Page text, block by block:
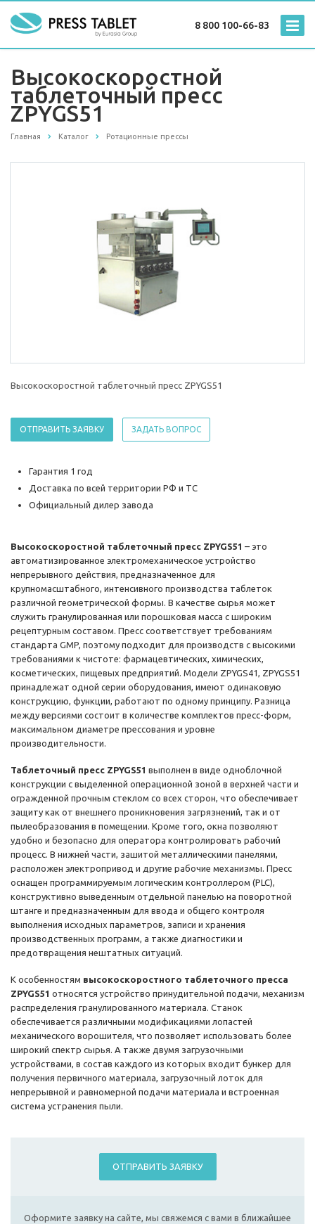
8 800 100-66-83
Высокоскоростной
таблеточный пресс
ZPYGS51
Главная Каталог Ротационные прессы
Высокоскоростной таблеточный пресс ZPYGS51
ОТПРАВИТЬ ЗАЯВКУ ЗАДАТЬ ВОПРОС
Гарантия 1 год
Доставка по всей территории РФ и ТС
Официальный дилер завода
Высокоскоростной таблеточный пресс ZPYGS51 – это
автоматизированное электромеханическое устройство
непрерывного действия, предназначенное для
крупномасштабного, интенсивного производства таблеток
различной геометрической формы. В качестве сырья может
служить гранулированная или порошковая масса с широким
рецептурным составом. Пресс соответствует требованиям
стандарта GMP, поэтому подходит для производств с высокими
требованиями к чистоте: фармацевтических, химических,
косметических, пищевых предприятий. Модели ZPYGS41, ZPYGS51
принадлежат одной серии оборудования, имеют одинаковую
конструкцию, функции, работают по одному принципу. Разница
между версиями состоит в количестве комплектов пресс-форм,
максимальном диаметре прессования и уровне
производительности.
Таблеточный пресс ZPYGS51 выполнен в виде одноблочной
конструкции с выделенной операционной зоной в верхней части и
огражденной прочным стеклом со всех сторон, что обеспечивает
защиту как от внешнего проникновения загрязнений, так и от
пылеобразования в помещении. Кроме того, окна позволяют
удобно и безопасно для оператора контролировать рабочий
процесс. В нижней части, зашитой металлическими панелями,
расположен электропривод и другие рабочие механизмы. Пресс
оснащен программируемым логическим контроллером (PLC),
конструктивно выведенным отдельной панелью на поворотной
штанге и предназначенным для ввода и общего контроля
выполнения исходных параметров, записи и хранения
производственных программ, а также диагностики и
предотвращения нештатных ситуаций.
К особенностям высокоскоростного таблеточного пресса
ZPYGS51 относятся устройство принудительной подачи, механизм
распределения гранулированного материала. Станок
обеспечивается различными модификациями лопастей
механического ворошителя, что позволяет использовать более
широкий спектр сырья. А также двумя загрузочными
устройствами, в состав каждого из которых входит бункер для
получения первичного материала, загрузочный лоток для
непрерывной и равномерной подачи материала и встроенная
система устранения пыли.
ОТПРАВИТЬ ЗАЯВКУ
Оформите заявку на сайте, мы свяжемся с вами в ближайшее